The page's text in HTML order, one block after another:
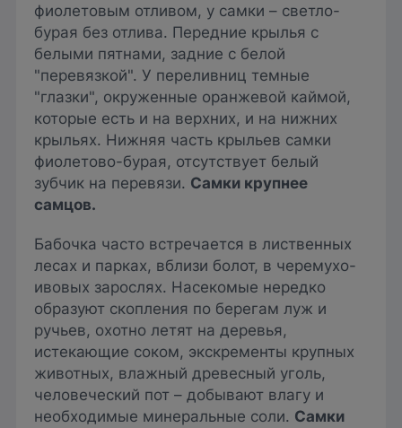
фиолетовым отливом, у самки – светло-
бурая без отлива. Передние крылья с
белыми пятнами, задние с белой
"перевязкой". У переливниц темные
"глазки", окруженные оранжевой каймой,
которые есть и на верхних, и на нижних
крыльях. Нижняя часть крыльев самки
фиолетово-бурая, отсутствует белый
зубчик на перевязи. Самки крупнее
самцов.
Бабочка часто встречается в лиственных
лесах и парках, вблизи болот, в черемухо-
ивовых зарослях. Насекомые нередко
образуют скопления по берегам луж и
ручьев, охотно летят на деревья,
истекающие соком, экскременты крупных
животных, влажный древесный уголь,
человеческий пот – добывают влагу и
необходимые минеральные соли. Самки